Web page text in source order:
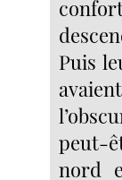
Puis
peut-
nord